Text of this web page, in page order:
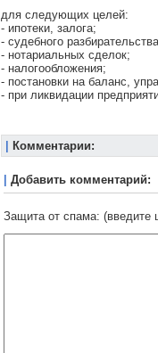
для следующих целей:
- ипотеки, залога;
- судебного
- нотариальных сделок;
- налогообложения;
- постановки на баланс,
- при ликвидации
Комментарии:
Добавить комментарий:
Защита от спама: (введите